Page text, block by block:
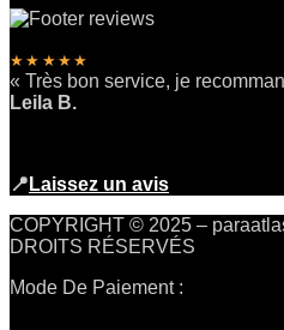
★★★★★
« Très bon service, je
Leila B.
📍 Laissez un avis
COPYRIGHT © 2025 –
DROITS RÉSERVÉS
Mode De Paiement :